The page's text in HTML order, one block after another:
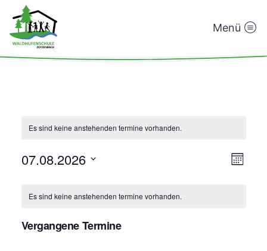
Waldhufenschule
Menü
Es sind keine anstehenden termine vorhanden.
Monat
07.08.2026
wählen.
Kalender
von
Es sind keine anstehenden termine vorhanden.
Vergangene Termine